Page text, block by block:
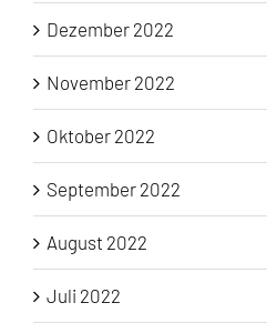
Dezember 2022
November 2022
Oktober 2022
September 2022
August 2022
Juli 2022